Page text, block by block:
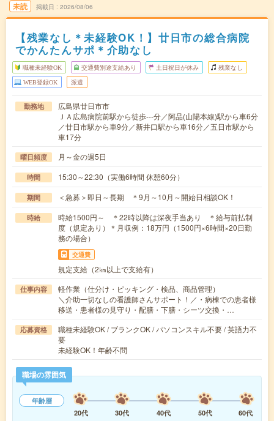
未読 掲載日 2026/08/06
【残業なし＊未経験OK！】廿日市の総合病院
でかんたんサポ＊介助なし
職種未経験OK 交通費別途支給あり 土日祝日が休み 残業なし
WEB登録OK 派遣
勤務地
広島県廿日市市
ＪＡ広島病院前駅から徒歩---分／阿品(山陽本線)駅から車6分
／廿日市駅から車9分／新井口駅から車16分／五日市駅から
車17分
曜日頻度 月～金の週5日
時間 15:30～22:30（実働6時間 休憩60分）
期間 ＜急募＞即日～長期 ＊9月～10月～開始日相談OK！
時給
時給1500円～ ＊22時以降は深夜手当あり ＊給与前払制
度（規定あり）＊月収例：18万円（1500円×6時間×20日勤
務の場合）
交通費
規定支給（2㎞以上で支給有）
仕事内容
軽作業（仕分け・ピッキング・検品、商品管理）
＼介助一切なしの看護師さんサポート！／・病棟での患者様
移送・患者様の見守り・配膳・下膳・シーツ交換・…
応募資格
職種未経験OK / ブランクOK / パソコンスキル不要 / 英語力不
要
未経験OK！年齢不問
職場の雰囲気
年齢層
20代
30代 40代 50代
60代